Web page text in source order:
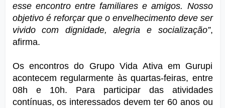
esse encontro entre familiares e amigos. Nosso
objetivo é reforçar que o envelhecimento deve ser
vivido com dignidade, alegria e socialização”,
afirma.
Os encontros do Grupo Vida Ativa em Gurupi
acontecem regularmente às quartas-feiras, entre
08h e 10h. Para participar das atividades
contínuas, os interessados devem ter 60 anos ou